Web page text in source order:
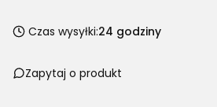
Czas wysyłki:24 godziny
Zapytaj o produkt